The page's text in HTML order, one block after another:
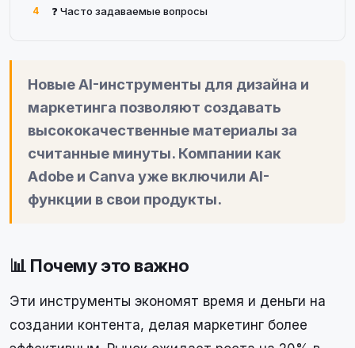
4 ❓ Часто задаваемые вопросы
Новые AI-инструменты для дизайна и
маркетинга позволяют создавать
высококачественные материалы за
считанные минуты. Компании как
Adobe и Canva уже включили AI-
функции в свои продукты.
📊 Почему это важно
Эти инструменты экономят время и деньги на
создании контента, делая маркетинг более